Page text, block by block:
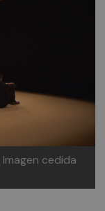
Imagen cedida